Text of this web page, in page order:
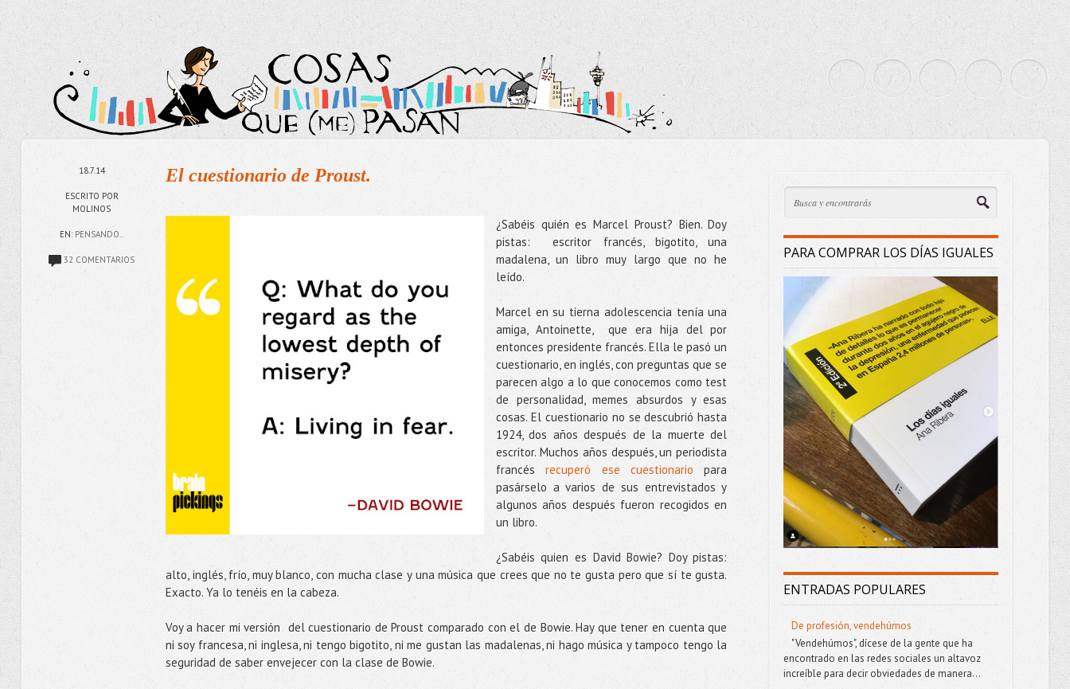
18.7.14
ESCRITO POR
MOLINOS
EN: PENSANDO..
32 COMENTARIOS
El cuestionario de Proust.
¿Sabéis quién es Marcel Proust? Bien. Doy
pistas: escritor francés, bigotito, una
madalena, un libro muy largo que no he
leído.
Marcel en su tierna adolescencia tenía una
amiga, Antoinette, que era hija del por
entonces presidente francés. Ella le pasó un
cuestionario, en inglés, con preguntas que se
parecen algo a lo que conocemos como test
de personalidad, memes absurdos y esas
cosas. El cuestionario no se descubrió hasta
1924, dos años después de la muerte del
escritor. Muchos años después, un periodista
francésrecuperó ese cuestionariopara
pasárselo a varios de sus entrevistados y
algunos años después fueron recogidos en
un libro.
¿Sabéis quien es David Bowie? Doy pistas:
alto, inglés, frío, muy blanco, con mucha clase y una música que crees que no te gusta pero que sí te gusta.
Exacto. Ya lo tenéis en la cabeza.
Voy a hacer mi versión del cuestionario de Proust comparado con el de Bowie. Hay que tener en cuenta que
ni soy francesa, ni inglesa, ni tengo bigotito, ni me gustan las madalenas, ni hago música y tampoco tengo la
seguridad de saber envejecer con la clase de Bowie.
PARA COMPRAR LOS DÍAS IGUALES
ENTRADAS POPULARES
De profesión, vendehúmos
"Vendehúmos", dícese de la gente que ha
encontrado en las redes sociales un altavoz
increíble para decir obviedades de manera...